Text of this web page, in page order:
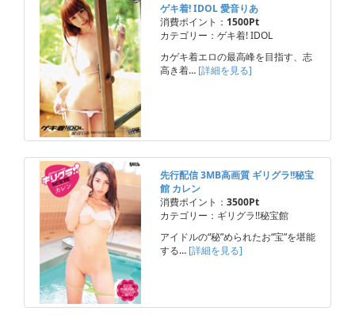
ゲキ着! IDOL 愛音りあ
消費ポイント： 1500Pt
カテゴリー：ゲキ着! IDOL
カゲキ着エロの最高峰を目指す、志
高き着… [詳細を見る]
先行配信 3MB高画質 ギリグラ!!秘宝
館 カレン
消費ポイント： 3500Pt
カテゴリー：ギリグラ!!秘宝館
アイドルの“秘”められたお“宝”を堪能
する… [詳細を見る]